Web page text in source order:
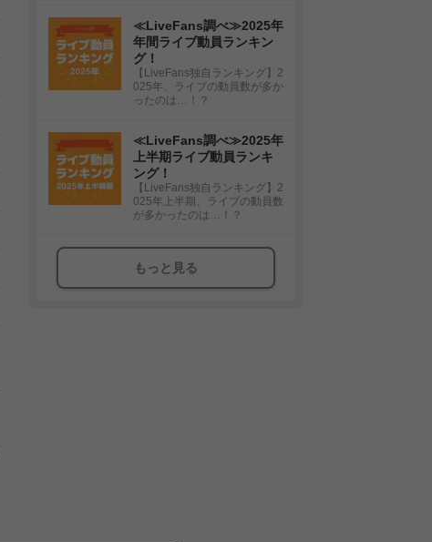
≪LiveFans調べ≫2025年
年間ライブ動員ランキン
グ！
【LiveFans独自ランキング】2
025年、ライブの動員数が多か
ったのは…！？
≪LiveFans調べ≫2025年
上半期ライブ動員ランキ
ング！
【LiveFans独自ランキング】2
025年上半期、ライブの動員数
が多かったのは…！？
もっと見る